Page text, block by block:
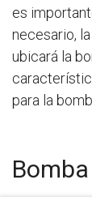
es
necesario,
ubicará la
para la